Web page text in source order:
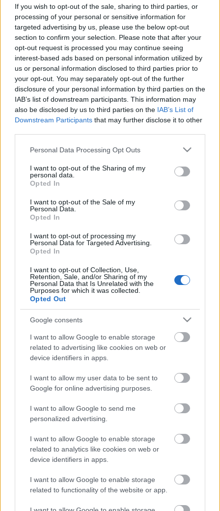
If you wish to opt-out of the sale, sharing to third parties, or
processing of your personal or sensitive information for
targeted advertising by us, please use the below opt-out
section to confirm your selection. Please note that after your
opt-out request is processed you may continue seeing
interest-based ads based on personal information utilized by
us or personal information disclosed to third parties prior to
your opt-out. You may separately opt-out of the further
disclosure of your personal information by third parties on the
IAB’s list of downstream participants. This information may
also be disclosed by us to third parties on the IAB’s List of
Downstream Participants that may further disclose it to other
Please note that this website/app uses one or more Google
not limited to your visit or usage behaviour. You may click to
grant or deny consent to Google and its third-party tags to
use your data for below specified purposes in below Google
consent section.
Personal Data Processing Opt Outs
I want to opt-out of the Sharing of my
personal data.
Opted In
I want to opt-out of the Sale of my
Personal Data.
Opted In
I want to opt-out of processing my
Personal Data for Targeted Advertising.
Opted In
I want to opt-out of Collection, Use,
Retention, Sale, and/or Sharing of my
Personal Data that Is Unrelated with the
Purposes for which it was collected.
Opted Out
Google consents
I want to allow Google to enable storage
related to advertising like cookies on web or
device identifiers in apps.
I want to allow my user data to be sent to
Google for online advertising purposes.
I want to allow Google to send me
personalized advertising.
I want to allow Google to enable storage
related to analytics like cookies on web or
device identifiers in apps.
I want to allow Google to enable storage
related to functionality of the website or app.
απέκτησε σημαντικό
μερίδιο στη Meta -
Περίπου 2 δισ.
δολάρια
10-08-2025 18:28
Μπιλ Άκμαν: Πρότεινε
τη συγχώνευση της
Fannie Mae και της
Freddie Mac
δισεκατομμυριούχους
κατά Τραμπ για τους
δασμούς
07-04-2025 08:40
Άκμαν προς Τραμπ:
διεθνούς
επιχειρηματικού
07-02-2025 22:50
«Φτερά» στη μετοχή
της Uber με την
καλύτερο διήμερο από
14-01-2025 16:24
Ο δισεκατομμυριούχος
Berkshire Hathaway
01-09-2024 17:54
θα διώξει τους
επενδυτές
24-01-2024 09:30
Ο Μπιλ Άκμαν και η